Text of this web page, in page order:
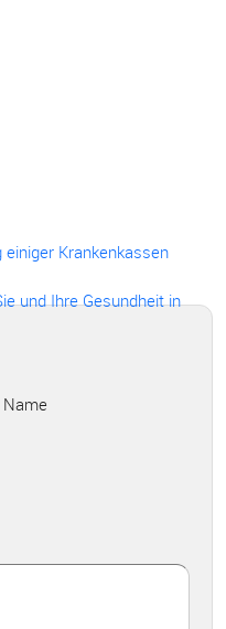
Krankenkassen
und Ihre Gesundheit in
Name